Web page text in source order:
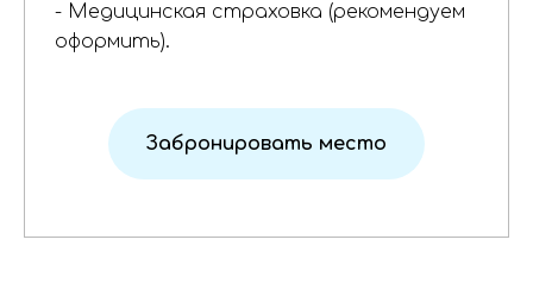
- Медицинская страховка (рекомендуем
оформить).
Забронировать место